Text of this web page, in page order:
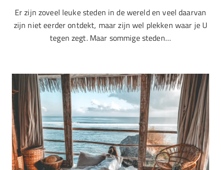
Er zijn zoveel leuke steden in de wereld en veel daarvan
zijn niet eerder ontdekt, maar zijn wel plekken waar je U
tegen zegt. Maar sommige steden…